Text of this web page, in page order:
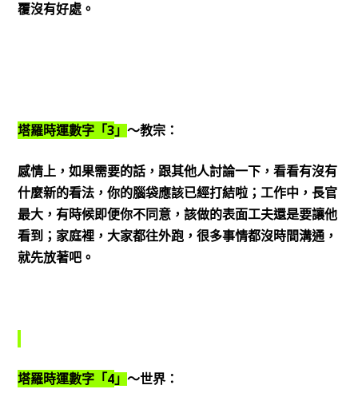
覆沒有好處。
塔羅時運數字「3」 ～教宗：
感情上，如果需要的話，跟其他人討論一下，看看有沒有
什麼新的看法，你的腦袋應該已經打結啦；工作中，長官
最大，有時候即便你不同意，該做的表面工夫還是要讓他
看到；家庭裡，大家都往外跑，很多事情都沒時間溝通，
就先放著吧。
塔羅時運數字「4」 ～世界：